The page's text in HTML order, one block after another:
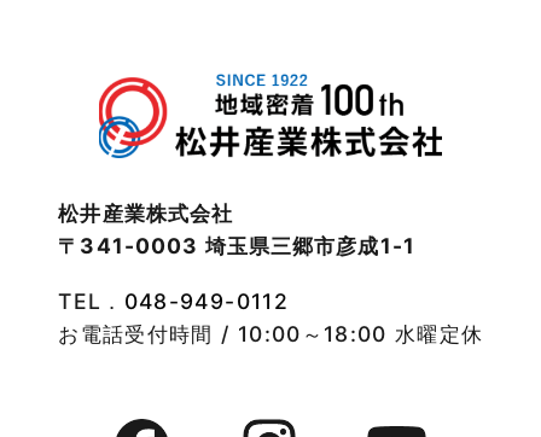
松井産業株式会社
〒341-0003 埼玉県三郷市彦成1-1
TEL． 048-949-0112
お電話受付時間 / 10:00～18:00 水曜定休